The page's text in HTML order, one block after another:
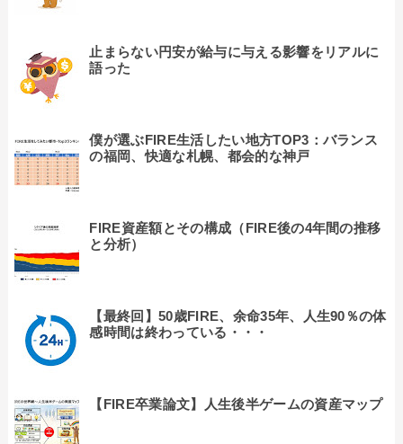
止まらない円安が給与に与える影響をリアルに
語った
僕が選ぶFIRE生活したい地方TOP3：バランス
の福岡、快適な札幌、都会的な神戸
FIRE資産額とその構成（FIRE後の4年間の推移
と分析）
【最終回】50歳FIRE、余命35年、人生90％の体
感時間は終わっている・・・
【FIRE卒業論文】人生後半ゲームの資産マップ